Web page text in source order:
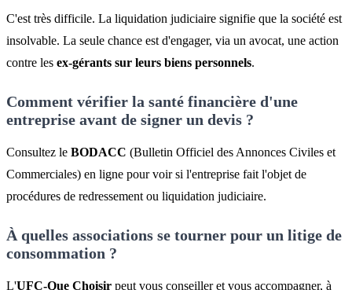
C'est très difficile. La liquidation judiciaire signifie que la société est
insolvable. La seule chance est d'engager, via un avocat, une action
contre les ex-gérants sur leurs biens personnels.
Comment vérifier la santé financière d'une
entreprise avant de signer un devis ?
Consultez le BODACC (Bulletin Officiel des Annonces Civiles et
Commerciales) en ligne pour voir si l'entreprise fait l'objet de
procédures de redressement ou liquidation judiciaire.
À quelles associations se tourner pour un litige de
consommation ?
L'UFC-Que Choisir peut vous conseiller et vous accompagner, à